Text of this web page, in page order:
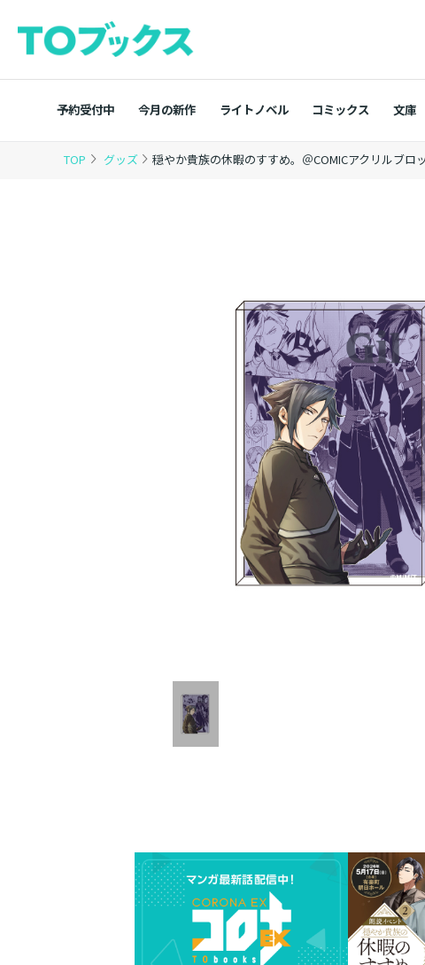
予約受付中 今月の新作 ライトノベル コミックス 文庫
TOP グッズ 穏やか貴族の休暇のすすめ。＠COMICアクリルブロ